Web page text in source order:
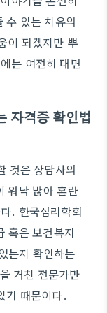
수 있는 치유의
이 되겠지만 뿌
는 여전히 대면
자격증 확인법
것은 상담사의
워낙 많아 혼란
. 한국심리학회
혹은 보건복지
는지 확인하는
거친 전문가만
기 때문이다.